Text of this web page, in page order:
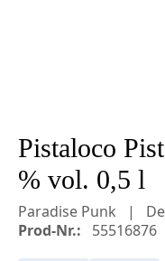
Pistaloco
% vol. 0,5 l
Paradise Punk
Prod-Nr.:
55516876